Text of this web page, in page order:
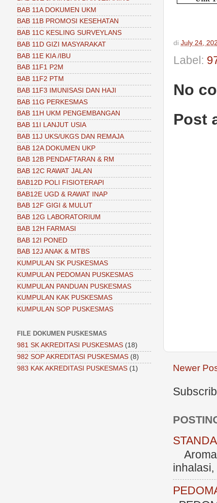
di July 24,
Label:
No
Post
Newer
BAB 11A DOKUMEN UKM
BAB 11B PROMOSI KESEHATAN
BAB 11C KESLING SURVEYLANS
BAB 11D GIZI MASYARAKAT
BAB 11E KIA /IBU
BAB 11F1 P2M
BAB 11F2 PTM
BAB 11F3 IMUNISASI DAN HAJI
BAB 11G PERKESMAS
BAB 11H UKM PENGEMBANGAN
BAB 11I LANJUT USIA
BAB 11J UKS/UKGS DAN REMAJA
BAB 12A DOKUMEN UKP
BAB 12B PENDAFTARAN & RM
BAB 12C RAWAT JALAN
BAB12D POLI FISIOTERAPI
BAB12E UGD & RAWAT INAP
BAB 12F GIGI & MULUT
BAB 12G LABORATORIUM
BAB 12H FARMASI
BAB 12I PONED
BAB 12J ANAK & MTBS
KUMPULAN SK PUSKESMAS
KUMPULAN PEDOMAN PUSKESMAS
KUMPULAN PANDUAN PUSKESMAS
KUMPULAN KAK PUSKESMAS
KUMPULAN SOP PUSKESMAS
FILE DOKUMEN PUSKESMAS
981 SK AKREDITASI PUSKESMAS (18)
982 SOP AKREDITASI PUSKESMAS (8)
983 KAK AKREDITASI PUSKESMAS (1)